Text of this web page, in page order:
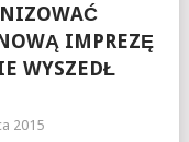
IMPREZĘ
WYSZEDŁ
2015